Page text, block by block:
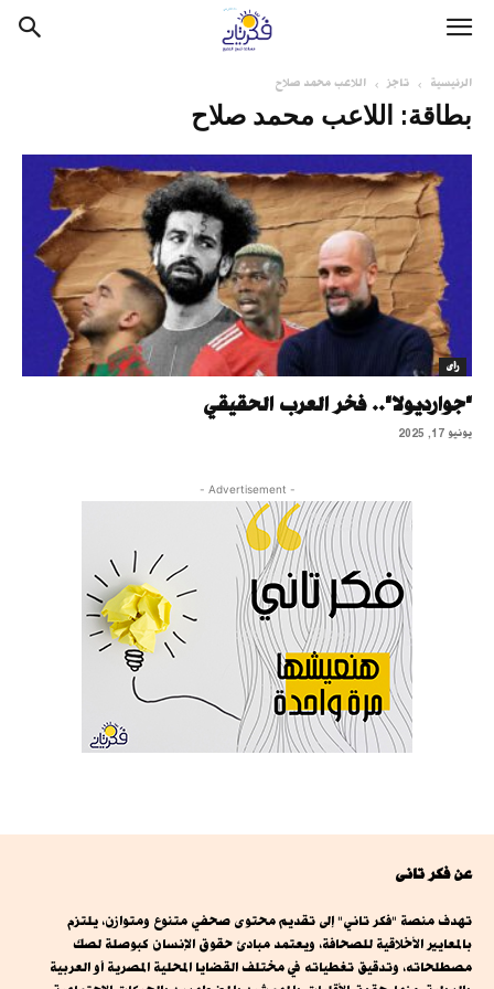
الرئيسية تاجز اللاعب محمد صلاح
بطاقة: اللاعب محمد صلاح
رأى
"جوارديولا".. فخر العرب الحقيقي
يونيو 17, 2025
- Advertisement -
عن فكر تانى
تهدف منصة "فكر تاني" إلى تقديم محتوى صحفي متنوع ومتوازن، يلتزم
بالمعايير الأخلاقية للصحافة، ويعتمد مبادئ حقوق الإنسان كبوصلة لصك
مصطلحاته، وتدقيق تغطياته في مختلف القضايا المحلية المصرية أو العربية